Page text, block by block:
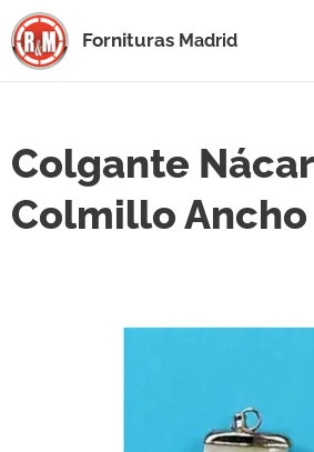
Fornituras Madrid
Colgante Nácar
Colmillo Ancho